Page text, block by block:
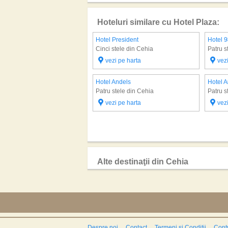
Hoteluri similare cu Hotel Plaza:
Hotel President
Cinci stele din Cehia
vezi pe harta
Hotel
Patru
Hotel Andels
Patru stele din Cehia
vezi pe harta
Hotel
Patru
Alte destinaţii din Cehia